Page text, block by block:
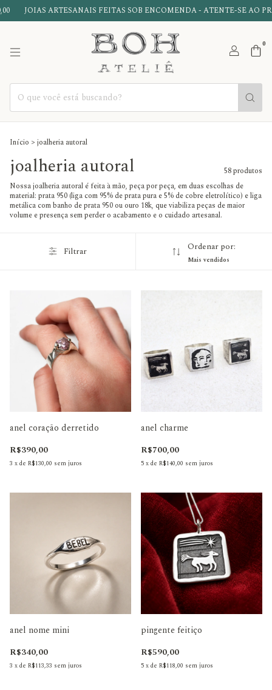
FEITAS SOB ENCOMENDA - ATENTE-SE AO PRAZO DE
0
Início > joalheria autoral
joalheria autoral
58 produtos
Nossa joalheria autoral é feita à mão, peça por peça, em duas escolhas de
material: prata 950 (liga com 95% de prata pura e 5% de cobre eletrolítico) e liga
metálica com banho de prata 950 ou ouro 18k, que viabiliza peças de maior
volume e presença sem perder o acabamento e o cuidado artesanal.
Filtrar Ordenar por:
Mais vendidos
anel coração derretido
R$390,00
3 xde R$130,00 sem juros
anel charme
R$700,00
5xde R$140,00 sem juros
anel nome mini
R$340,00
3 xde R$113,33 sem juros
pingente feitiço
R$590,00
5xde R$118,00 sem juros